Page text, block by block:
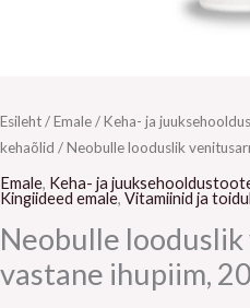
Esileht/Emale/Keha- ja
kehaõlid / Neobulle looduslik
Emale, Keha- ja
Kingiideed emale, Vitamiinid ja
Neobulle
vastane ihupiim,